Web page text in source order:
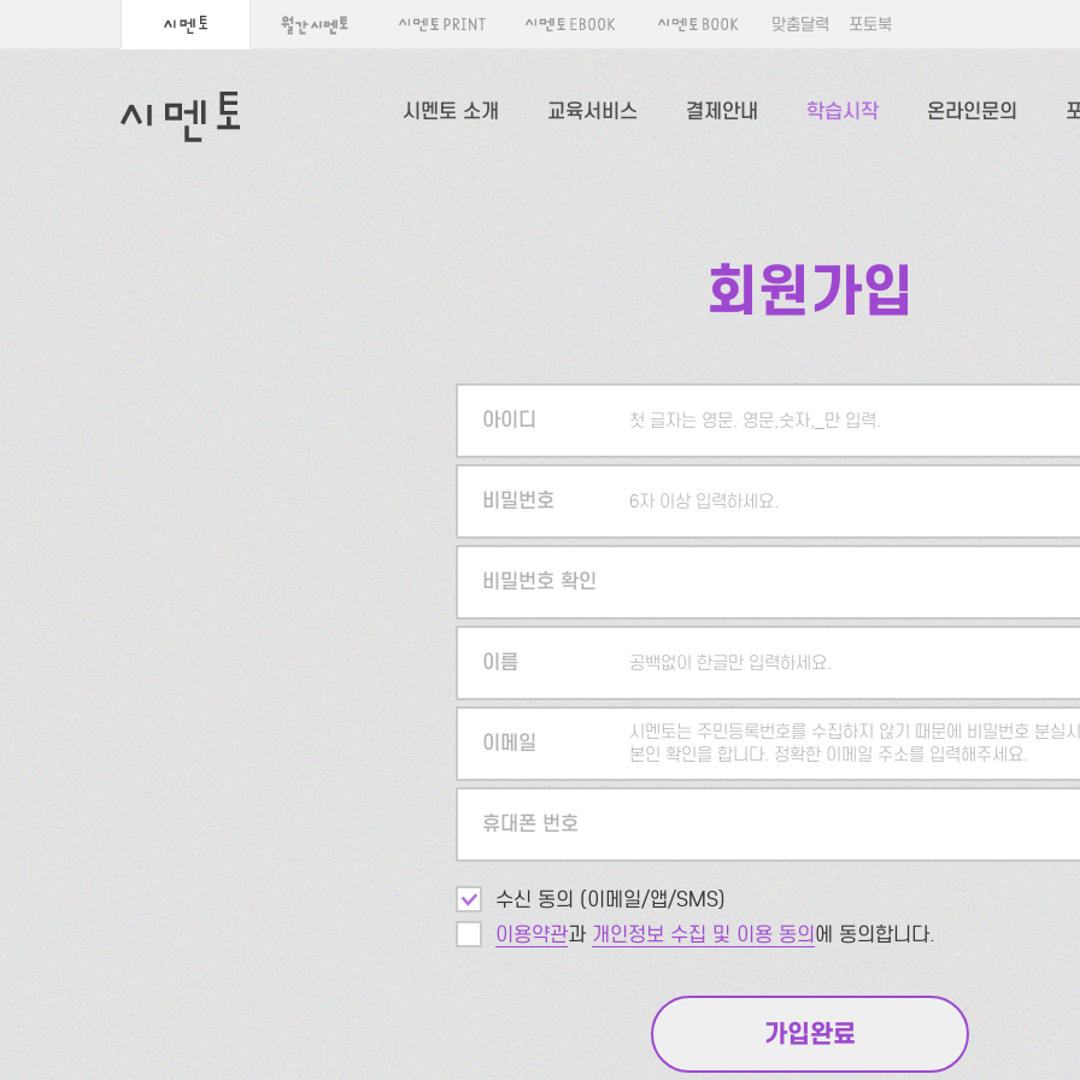
맞춤달력 포토북
시멘토 소개 교육서비스 결제안내 학습시작 온라인문의
회원가입
아이디 첫 글자는 영문. 영문,숫자,_만 입력.
5자 이상 입력하세요.
비밀번호 6자 이상 입력하세요.
비밀번호 확인
이름 공백없이 한글만 입력하세요.
이메일
시멘토는 주민등록번호를 수집하지 않기 때문에 비밀번호 분실
본인 확인을 합니다. 정확한 이메일 주소를 입력해주세요.
휴대폰 번호
수신 동의 (이메일/앱/SMS)
이용약관과 개인정보 수집 및 이용 동의에 동의합니다.